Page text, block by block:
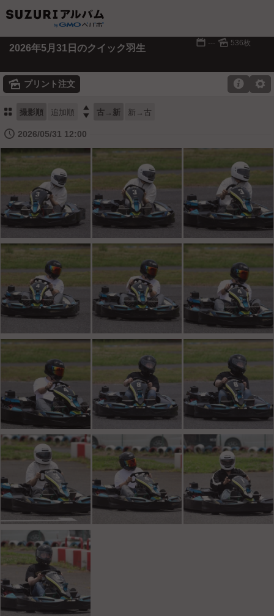
2026年5月31日のクイック羽生 📅 --- 🌄 536枚
🌄 プリント注文 ⚙

⚏ 撮影順 追加順  古→新 新→古
🕔 2026/05/31 12:00